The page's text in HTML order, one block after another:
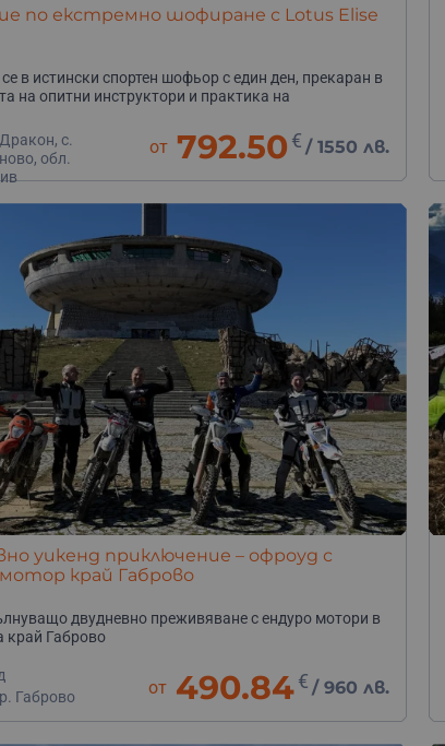
по екстремно шофиране с Lotus Elise
в истински спортен шофьор с един ден, прекаран в
на опитни инструктори и практика на
писта.
с.
обл.
от 792.50 € /1550 лв.
уикенд приключение – офроуд с
край Габрово
двудневно преживяване с ендуро мотори в
край Габрово
Габрово
от 490.84 € /960 лв.